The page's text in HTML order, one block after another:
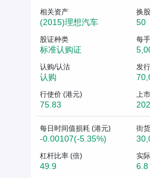
相关资产
(2015)理想汽车
换
50
股证种类
标准认购证
每
认购/认沽
认购
发
行使价 (港元)
75.83
上
每日时间值损耗 (港元)
-0.00107(-5.35%)
街
杠杆比率 (倍)
49.9
实
6.8